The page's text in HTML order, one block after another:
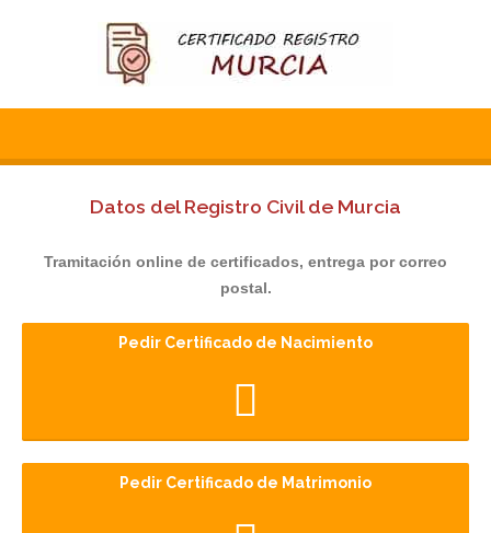
Datos del Registro Civil de Murcia
Tramitación online de certificados, entrega por correo
postal.
Pedir Certificado de Nacimiento
Pedir Certificado de Matrimonio